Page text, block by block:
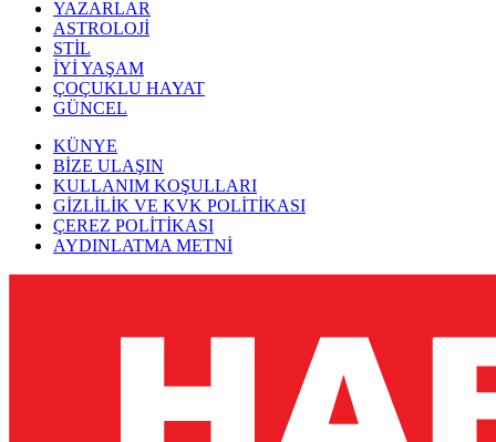
YAZARLAR
ASTROLOJİ
STİL
İYİ YAŞAM
ÇOÇUKLU HAYAT
GÜNCEL
KÜNYE
BİZE ULAŞIN
KULLANIM KOŞULLARI
GİZLİLİK VE KVK POLİTİKASI
ÇEREZ POLİTİKASI
AYDINLATMA METNİ